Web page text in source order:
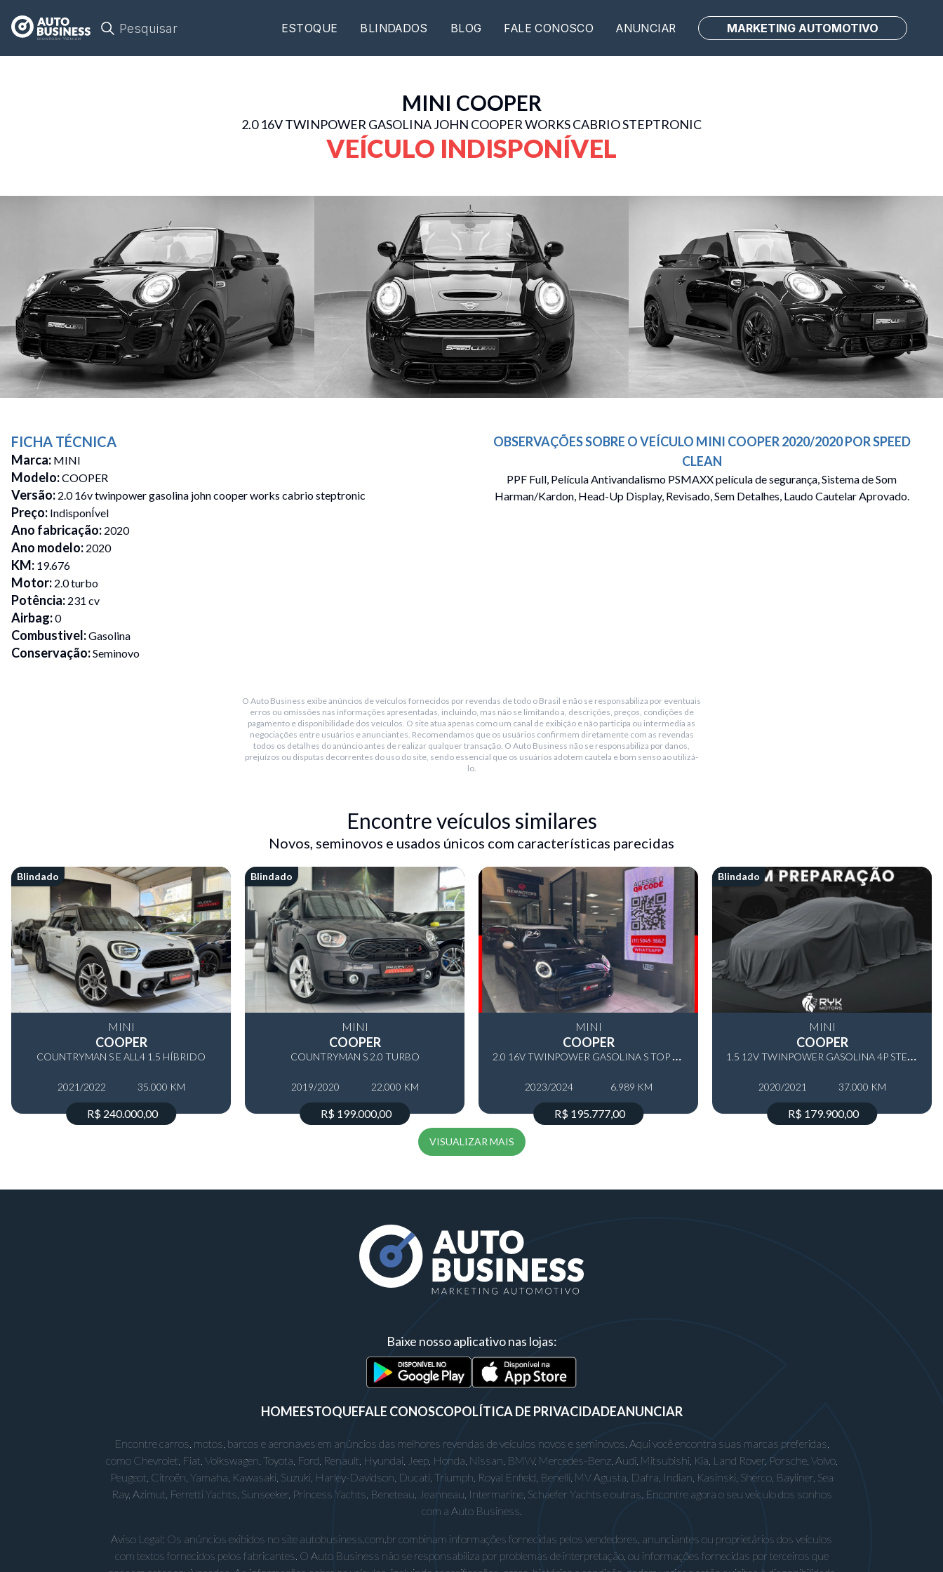
Pesquisar ESTOQUE BLINDADOS BLOG FALE CONOSCO ANUNCIAR MARKETING AUTOMOTIVO
MINI COOPER
2.0 16V TWINPOWER GASOLINA JOHN COOPER WORKS CABRIO STEPTRONIC
VEÍCULO INDISPONÍVEL
FICHA TÉCNICA
Marca: MINI
Modelo:COOPER
Versão: 2.0 16v twinpower gasolina john cooper works cabrio steptronic
Preço: IndisponÍvel
Ano fabricação: 2020
Ano modelo: 2020
KM: 19.676
Motor: 2.0 turbo
Potência: 231 cv
Airbag:0
Combustivel:Gasolina
Conservação:Seminovo
OBSERVAÇÕES SOBRE O VEÍCULO MINI COOPER 2020/2020PORSPEED
CLEAN
PPF Full, Película Antivandalismo PSMAXX película de segurança, Sistema de Som
Harman/Kardon, Head-Up Display, Revisado, Sem Detalhes, Laudo Cautelar Aprovado.
O Auto Business exibe anúncios de veículos fornecidos por revendas de todo o Brasil e não se responsabiliza por eventuais
erros ou omissões nas informações apresentadas, incluindo, mas não se limitando a, descrições, preços, condições de
pagamento e disponibilidade dos veículos. O site atua apenas como um canal de exibição e não participa ou intermedia as
negociações entre usuários e anunciantes. Recomendamos que os usuários confirmem diretamente com as revendas
todos os detalhes do anúncio antes de realizar qualquer transação. O Auto Business não se responsabiliza por danos,
prejuízos ou disputas decorrentes do uso do site, sendo essencial que os usuários adotem cautela e bom senso ao utilizá-
lo.
Encontre veículos similares
Novos, seminovos e usados únicos com características parecidas
Blindado
MINI
COOPER
COUNTRYMAN S E ALL4 1.5 HÍBRIDO
2021/2022 35.000 KM
R$ 240.000,00
Blindado
MINI
COOPER
COUNTRYMAN S 2.0 TURBO
2019/2020 22.000 KM
R$ 199.000,00
MINI
COOPER
2
.0 16V TWINPOWER GASOLINA S TOP 4P STEPTRONIC
2023/2024 6.989 KM
R$ 195.777,00
Blindado
MINI
COOPER
1
.5 12V TWINPOWER GASOLINA 4P STEPTRONIC
2020/2021 37.000 KM
R$ 179.900,00
VISUALIZAR MAIS
Baixe nosso aplicativo nas lojas:
HOMEESTOQUEFALE CONOSCOPOLÍTICA DE PRIVACIDADEANUNCIAR
Encontre carros, motos, barcos e aeronaves em anúncios das melhores revendas de veículos novos e seminovos. Aqui você encontra suas marcas preferidas,
como Chevrolet, Fiat, Volkswagen, Toyota, Ford, Renault, Hyundai, Jeep, Honda, Nissan, BMW, Mercedes-Benz, Audi, Mitsubishi, Kia, Land Rover, Porsche, Volvo,
Peugeot, Citroën, Yamaha, Kawasaki, Suzuki, Harley-Davidson, Ducati, Triumph, Royal Enfield, Benelli, MV Agusta, Dafra, Indian, Kasinski, Sherco, Bayliner, Sea
Ray, Azimut, Ferretti Yachts, Sunseeker, Princess Yachts, Beneteau, Jeanneau, Intermarine, Schaefer Yachts e outras. Encontre agora o seu veículo dos sonhos
com a Auto Business.
Aviso Legal: Os anúncios exibidos no site autobusiness.com.br combinam informações fornecidas pelos vendedores, anunciantes ou proprietários dos veículos
com textos fornecidos pelos fabricantes. O Auto Business não se responsabiliza por problemas de interpretação, ou informações fornecidas por terceiros que